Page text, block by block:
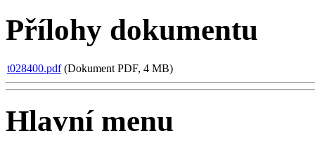
Přílohy dokumentu
t028400.pdf(Dokument PDF, 4 MB)
Hlavní menu